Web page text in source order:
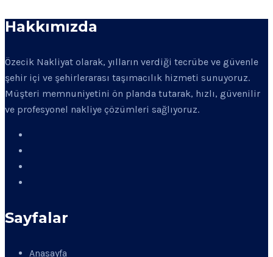
Hakkımızda
Özecik Nakliyat olarak, yılların verdiği tecrübe ve güvenle
şehir içi ve şehirlerarası taşımacılık hizmeti sunuyoruz.
Müşteri memnuniyetini ön planda tutarak, hızlı, güvenilir
ve profesyonel nakliye çözümleri sağlıyoruz.
Sayfalar
Anasayfa